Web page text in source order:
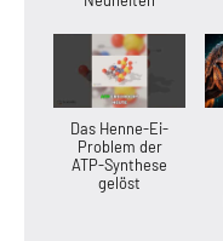
Das Henne-Ei-
Problem der
ATP-Synthese
gelöst